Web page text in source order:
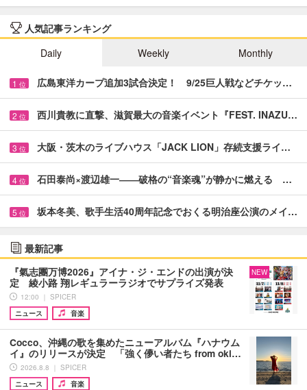
人気記事ランキング
Daily
Weekly Monthly
1 位 広島東洋カープ追加3試合決定！ 9/25巨人戦などチケッ…
2 位 西川貴教に直撃、滋賀最大の音楽イベント『FEST. INAZU…
3 位 大阪・茨木のライブハウス「JACK LION」存続支援ライ…
4 位 石田泰尚×渡辺雄一――破格の“音楽魂”が静かに燃える …
5 位 坂本冬美、歌手生活40周年記念でおくる明治座公演のメイ…
最新記事
『氣志團万博2026』アイナ・ジ・エンドの出演が決
定 綾小路 翔レギュラーラジオでサプライズ発表
12:00 ｜ SPICER
ニュース
音楽
NEW
Cocco、沖縄の歌を集めたニューアルバム『ハナウム
イ』のリリースが決定 「強く儚い者たち from oki…
2026.8.8 ｜ SPICER
ニュース
音楽